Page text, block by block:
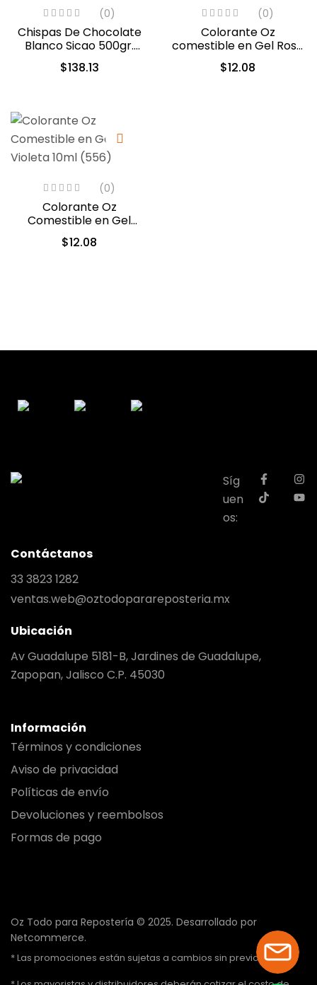
(0)
Chispas De Chocolate
Blanco Sicao 500gr.
(1922-A99)
$138.13
(0)
Colorante Oz
comestible en Gel Rosa
10ml (549)
$12.08
(0)
Colorante Oz
Comestible en Gel
Violeta 10ml (556)
$12.08
Síg
uen
os:
Contáctanos
33 3823 1282
ventas.web@oztodoparareposteria.mx
Ubicación
Av Guadalupe 5181-B, Jardines de Guadalupe,
Zapopan, Jalisco C.P. 45030
Información
Términos y condiciones
Aviso de privacidad
Políticas de envío
Devoluciones y reembolsos
Formas de pago
Oz Todo para Repostería © 2025. Desarrollado por
Netcommerce.
* Las promociones están sujetas a cambios sin previo aviso.